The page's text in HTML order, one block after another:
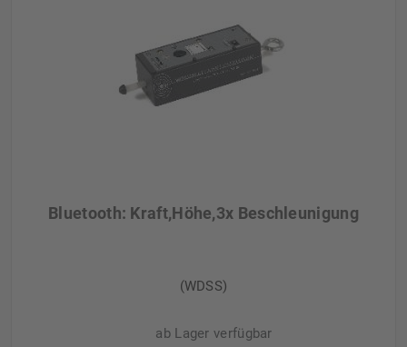
Bluetooth: Kraft,Höhe,3x Beschleunigung
(WDSS)
ab Lager verfügbar